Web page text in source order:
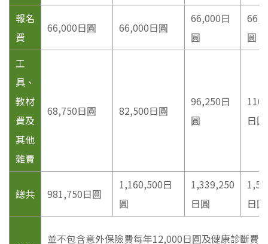
報名
費
66,000日圓 66,000日圓
66,000日
圓
圓
工
具、
教材
費及
其他
雜費
68,750日圓 82,500日圓
96,250日
圓
日圓
總共 981,750日圓
1,160,500日
圓
1,339,250
日圓
日圓
並不包含意外保險費每年12,000日圓及健康診斷費